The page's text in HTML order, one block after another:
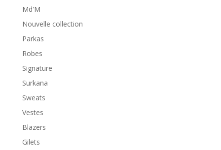
Md'M
Nouvelle collection
Parkas
Robes
Signature
Surkana
Sweats
Vestes
Blazers
Gilets